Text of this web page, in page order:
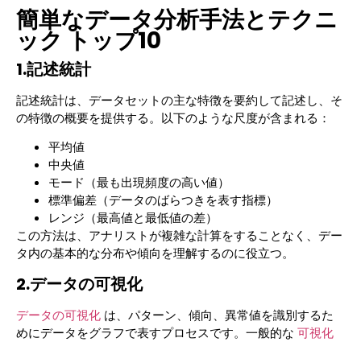
簡単なデータ分析手法とテクニ
ック トップ10
1.記述統計
記述統計は、データセットの主な特徴を要約して記述し、そ
の特徴の概要を提供する。以下のような尺度が含まれる：
平均値
中央値
モード（最も出現頻度の高い値）
標準偏差（データのばらつきを表す指標）
レンジ（最高値と最低値の差）
この方法は、アナリストが複雑な計算をすることなく、デー
タ内の基本的な分布や傾向を理解するのに役立つ。
2.データの可視化
データの可視化 は、パターン、傾向、異常値を識別するた
めにデータをグラフで表すプロセスです。一般的な 可視化